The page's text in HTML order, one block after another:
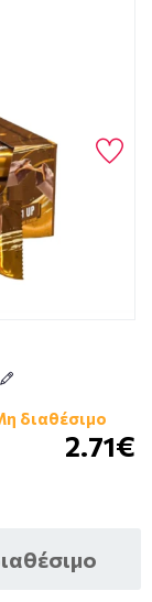
διαθέσιμο
2.71€